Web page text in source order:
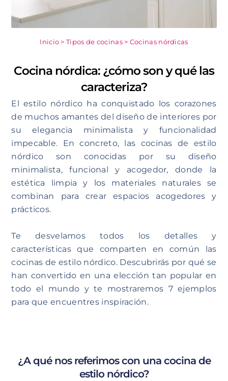
Inicio >Tipos de cocinas> Cocinas nórdicas
Cocina nórdica: ¿cómo son y qué las
caracteriza?
El estilo nórdico ha conquistado los corazones
de muchos amantes del diseño de interiores por
su elegancia minimalista y funcionalidad
impecable. En concreto, las cocinas de estilo
nórdico son conocidas por su diseño
minimalista, funcional y acogedor, donde la
estética limpia y los materiales naturales se
combinan para crear espacios acogedores y
prácticos.
Te desvelamos todos los detalles y
características que comparten en común las
cocinas de estilo nórdico. Descubrirás por qué se
han convertido en una elección tan popular en
todo el mundo y te mostraremos 7 ejemplos
para que encuentres inspiración.
¿A qué nos referimos con una cocina de
estilo nórdico?